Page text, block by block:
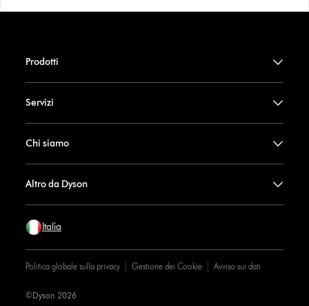
Prodotti
Servizi
Chi siamo
Altro da Dyson
Italia
Politica globale sulla privacy Gestione dei Cookie Avviso sui dati
©Dyson 2026